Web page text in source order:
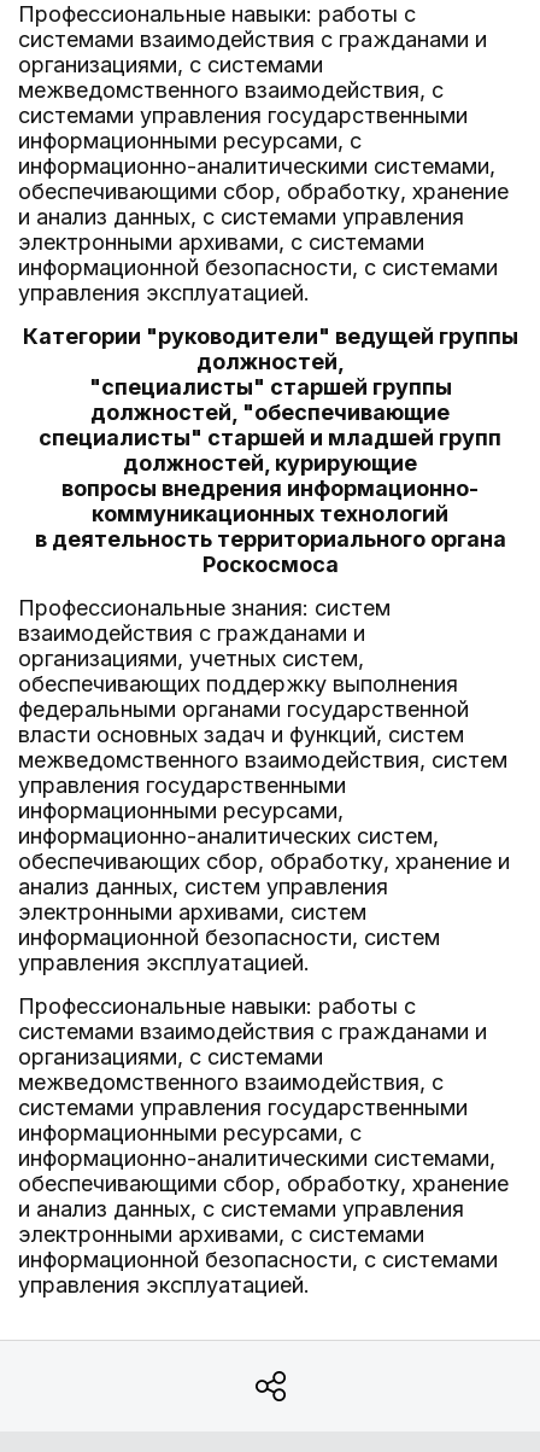
Профессиональные навыки: работы с
системами взаимодействия с гражданами и
организациями, с системами
межведомственного взаимодействия, с
системами управления государственными
информационными ресурсами, с
информационно-аналитическими системами,
обеспечивающими сбор, обработку, хранение
и анализ данных, с системами управления
электронными архивами, с системами
информационной безопасности, с системами
управления эксплуатацией.
Категории "руководители" ведущей группы
должностей,
"специалисты" старшей группы
должностей, "обеспечивающие
специалисты" старшей и младшей групп
должностей, курирующие
вопросы внедрения информационно-
коммуникационных технологий
в деятельность территориального органа
Роскосмоса
Профессиональные знания: систем
взаимодействия с гражданами и
организациями, учетных систем,
обеспечивающих поддержку выполнения
федеральными органами государственной
власти основных задач и функций, систем
межведомственного взаимодействия, систем
управления государственными
информационными ресурсами,
информационно-аналитических систем,
обеспечивающих сбор, обработку, хранение и
анализ данных, систем управления
электронными архивами, систем
информационной безопасности, систем
управления эксплуатацией.
Профессиональные навыки: работы с
системами взаимодействия с гражданами и
организациями, с системами
межведомственного взаимодействия, с
системами управления государственными
информационными ресурсами, с
информационно-аналитическими системами,
обеспечивающими сбор, обработку, хранение
и анализ данных, с системами управления
электронными архивами, с системами
информационной безопасности, с системами
управления эксплуатацией.